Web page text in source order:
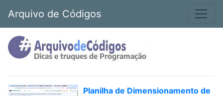
Arquivo de Códigos
Planilha de Dimensionamento de